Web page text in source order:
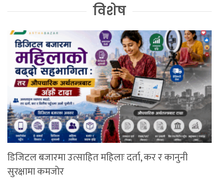
विशेष
डिजिटल बजारमा उत्साहित महिलाः दर्ता, कर र कानुनी
सुरक्षामा कमजोर